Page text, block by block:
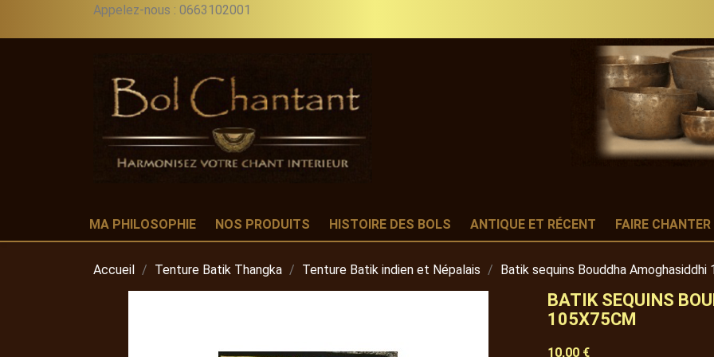
Appelez-nous : 0663102001
MA PHILOSOPHIE NOS PRODUITS HISTOIRE DES BOLS ANTIQUE ET RÉCENT FAIRE
Accueil Tenture Batik Thangka Tenture Batik indien et Népalais Batik sequins Bouddha Amoghasiddhi
BATIK SEQUINS
105X75CM
10,00 €